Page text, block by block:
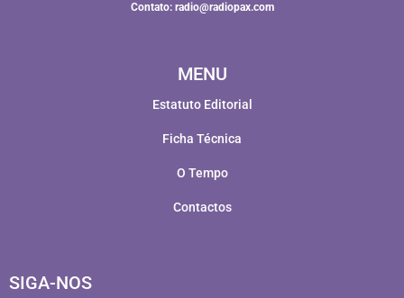
Contato: radio@radiopax.com
SIGA-NOS
MENU
Estatuto Editorial
Ficha Técnica
O Tempo
Contactos